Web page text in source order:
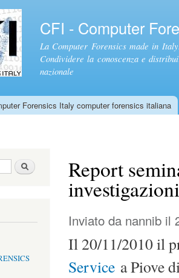
CFI - Computer
La Computer Forensics made in
Condividere la conoscenza e
nazionale
Forensics Italy computer forensics italiana
Cerca Report
Inviato da nannib il
Il 20/11/2010 il
Service a Piove